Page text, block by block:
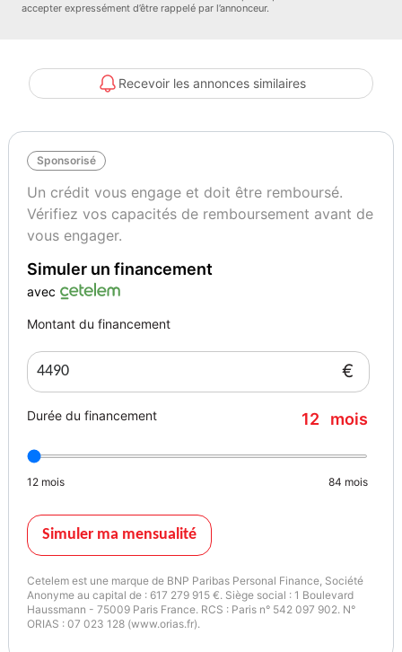
78310 COIGNIERES
Nous sommes à l'entrée de la ville de Coignieres à hauteur du
Quick et autobac (sur la nationale 10) ATTENTION LE GPS VOUS
UTILISEZ WAZE VOUS ARRIVEZ SANS AUCUN SOUCI ( tapez
Juste forum de l’auto dans waze)
À très vite.
TEAM FORUM
Couleur
Garantie mécanique
6 mois
accepter expressément d’être rappelé par l’annonceur.
Recevoir les annonces similaires
Sponsorisé
Un crédit vous engage et doit être remboursé.
Vérifiez vos capacités de remboursement avant de
vous engager.
Simuler un financement
avec
Montant du financement
€
Durée du financement 12 mois
12 mois 84 mois
Simuler ma mensualité
Cetelem est une marque de BNP Paribas Personal Finance, Société
Anonyme au capital de : 617 279 915 €. Siège social : 1 Boulevard
Haussmann - 75009 Paris France. RCS : Paris n° 542 097 902. N°
ORIAS : 07 023 128 (www.orias.fr).